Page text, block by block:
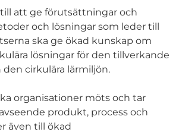
att ge förutsättningar och
och lösningar som leder till
ska ge ökad kunskap om
lösningar för den tillverkande
cirkulära lärmiljön.
organisationer möts och tar
produkt, process och
även till ökad